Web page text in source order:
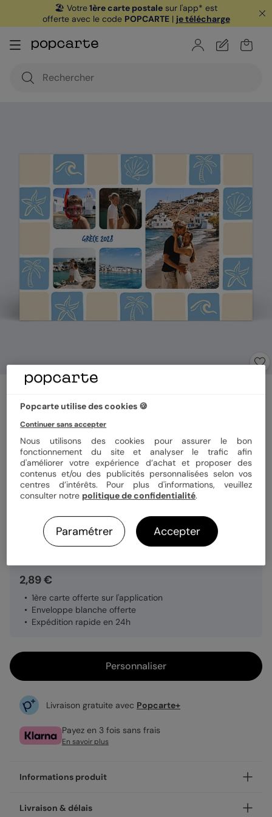
🏖️ Votre1ère carte postale sur l'app* est
offerte avec le code POPCARTE| je télécharge
Damier estival
Format 12x17 cm
Papier Papier Satiné pelliculé
Quantité 1 carte
2,89 €
1ère carte offerte sur l'application
Enveloppe blanche offerte
Expédition rapide en 24h
Personnaliser
Livraison gratuite avec Popcarte+
Payez en 3 fois sans frais
En savoir plus
Informations produit
Personnalisez votre carte postale Damier estival, disponible
Livraison & délais
Popcarte utilise des cookies 🍪
Continuer sans accepter
Nous utilisons des cookies pour assurer le bon
fonctionnement du site et analyser le trafic afin
d'améliorer votre expérience d’achat et proposer des
contenus et/ou des publicités personnalisées selon vos
centres d’intérêts. Pour plus d'informations, veuillez
consulter notre politique de confidentialité.
Paramétrer Accepter